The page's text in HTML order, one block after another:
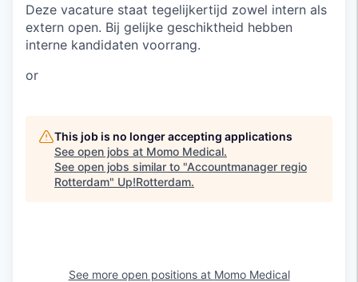
Deze vacature staat tegelijkertijd zowel intern als
extern open. Bij gelijke geschiktheid hebben
interne kandidaten voorrang.
or
This job is no longer accepting applications
See open jobs at Momo Medical.
See open jobs similar to "Accountmanager regio
Rotterdam" Up!Rotterdam.
See more open positions at Momo Medical